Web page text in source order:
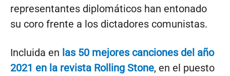
representantes diplomáticos han entonado
su coro frente a los dictadores comunistas.
Incluida en las 50 mejores canciones del año
2021 en la revista Rolling Stone, en el puesto